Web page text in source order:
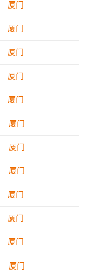
厦门
厦门
厦门
厦门
厦门
厦门
厦门
厦门
厦门
厦门
厦门
厦门